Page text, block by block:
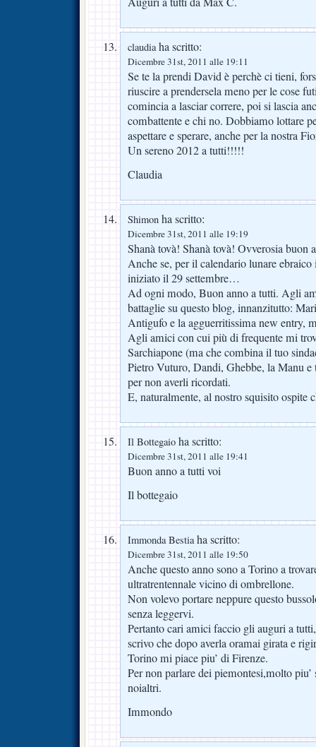
claudiaha scritto:
Dicembre 31st, 2011 alle 19:11
Se te la prendi David è perchè ci tieni,
riuscire a prendersela meno per le cose
comincia a lasciar correre, poi si lascia
combattente e chi no. Dobbiamo lottare
aspettare e sperare, anche per la nostra
Un sereno 2012 a tutti!!!!!
Claudia
Shimon ha scritto:
Dicembre 31st, 2011 alle 19:19
Shanà tovà! Shanà tovà! Ovverosia buon
Anche se, per il calendario lunare
iniziato il 29 settembre…
Ad ogni modo, Buon anno a tutti. Agli
battaglie su questo blog, innanzitutto:
Antigufo e la agguerritissima new entry,
Agli amici con cui più di frequente mi
Sarchiapone (ma che combina il tuo
Pietro Vuturo, Dandi, Ghebbe, la Manu
per non averli ricordati.
E, naturalmente, al nostro squisito ospite
Il Bottegaio ha scritto:
Dicembre 31st, 2011 alle 19:41
Buon anno a tutti voi
Il bottegaio
Immonda Bestiaha scritto:
Dicembre 31st, 2011 alle 19:50
Anche questo anno sono a Torino a
ultratrentennale vicino di ombrellone.
Non volevo portare neppure questo
senza leggervi.
Pertanto cari amici faccio gli auguri a
scrivo che dopo averla oramai girata e
Torino mi piace piu’ di Firenze.
Per non parlare dei piemontesi,molto
noialtri.
Immondo